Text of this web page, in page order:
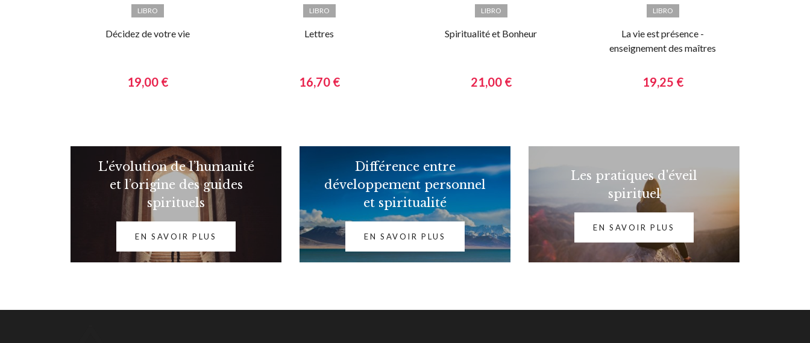
LIBRO
Décidez de votre vie
19,00 €
LIBRO
Lettres
16,70 €
LIBRO
Spiritualité et Bonheur
21,00 €
LIBRO
La vie est présence -
enseignement des maîtres
19,25 €
L'évolution de l’humanité
et l’origine des guides
spirituels
EN SAVOIR PLUS
Différence entre
développement personnel
et spiritualité
EN SAVOIR PLUS
Les pratiques d'éveil
spirituel
EN SAVOIR PLUS